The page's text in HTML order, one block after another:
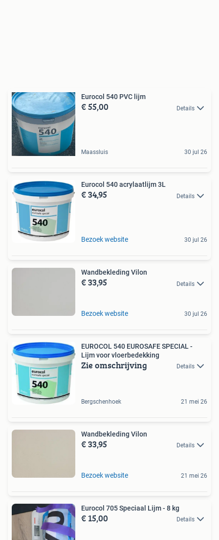
Eurocol 540 PVC lijm
€ 55,00 Details
Maassluis 30 jul 26
Eurocol 540 acrylaatlijm 3L
€ 34,95 Details
Bezoek website 30 jul 26
Wandbekleding Vilon
€ 33,95 Details
Bezoek website 30 jul 26
EUROCOL 540 EUROSAFE SPECIAL -
Lijm voor vloerbedekking
Zie omschrijving Details
Bergschenhoek 21 mei 26
Wandbekleding Vilon
€ 33,95 Details
Bezoek website 21 mei 26
Eurocol 705 Speciaal Lijm - 8 kg
€ 15,00 Details